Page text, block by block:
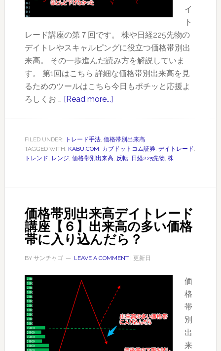
（反
転）
ン
ト
リ
ー
イ
ト
レード講座の第７回です。 株や日経225先物の
デイトレやスキャルピングに役立つ価格帯別出
来高。 その一歩進んだ読み方を解説していま
す。 第1回はこちら 詳細な価格帯別出来高を見
るためのツールはこちら今日もポチッと応援よ
ろしくお … [Read more...]
帯
別
出
高
イ
ト
レ
座
ま
ず
FILED UNDER: トレード手法, 価格帯別出来高
TAGGED WITH: KABU.COM, カブドットコム証券, デイトレード,
トレンド, レンジ, 価格帯別出来高, 反転, 日経225先物, 株
価格帯別出来高デイトレード
講座【６】出来高の多い価格
帯に入り込んだら？
BY サンチャゴ LEAVE A COMMENT| 更新日
価
格
帯
別
出
来